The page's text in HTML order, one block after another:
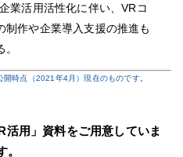
業活用活性化に伴い、VRコ
制作や企業導入支援の推進も
時点（2021年4月）現在のものです。
活用」資料をご用意していま
。